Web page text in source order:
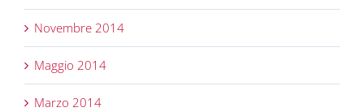
Novembre 2014
Maggio 2014
Marzo 2014